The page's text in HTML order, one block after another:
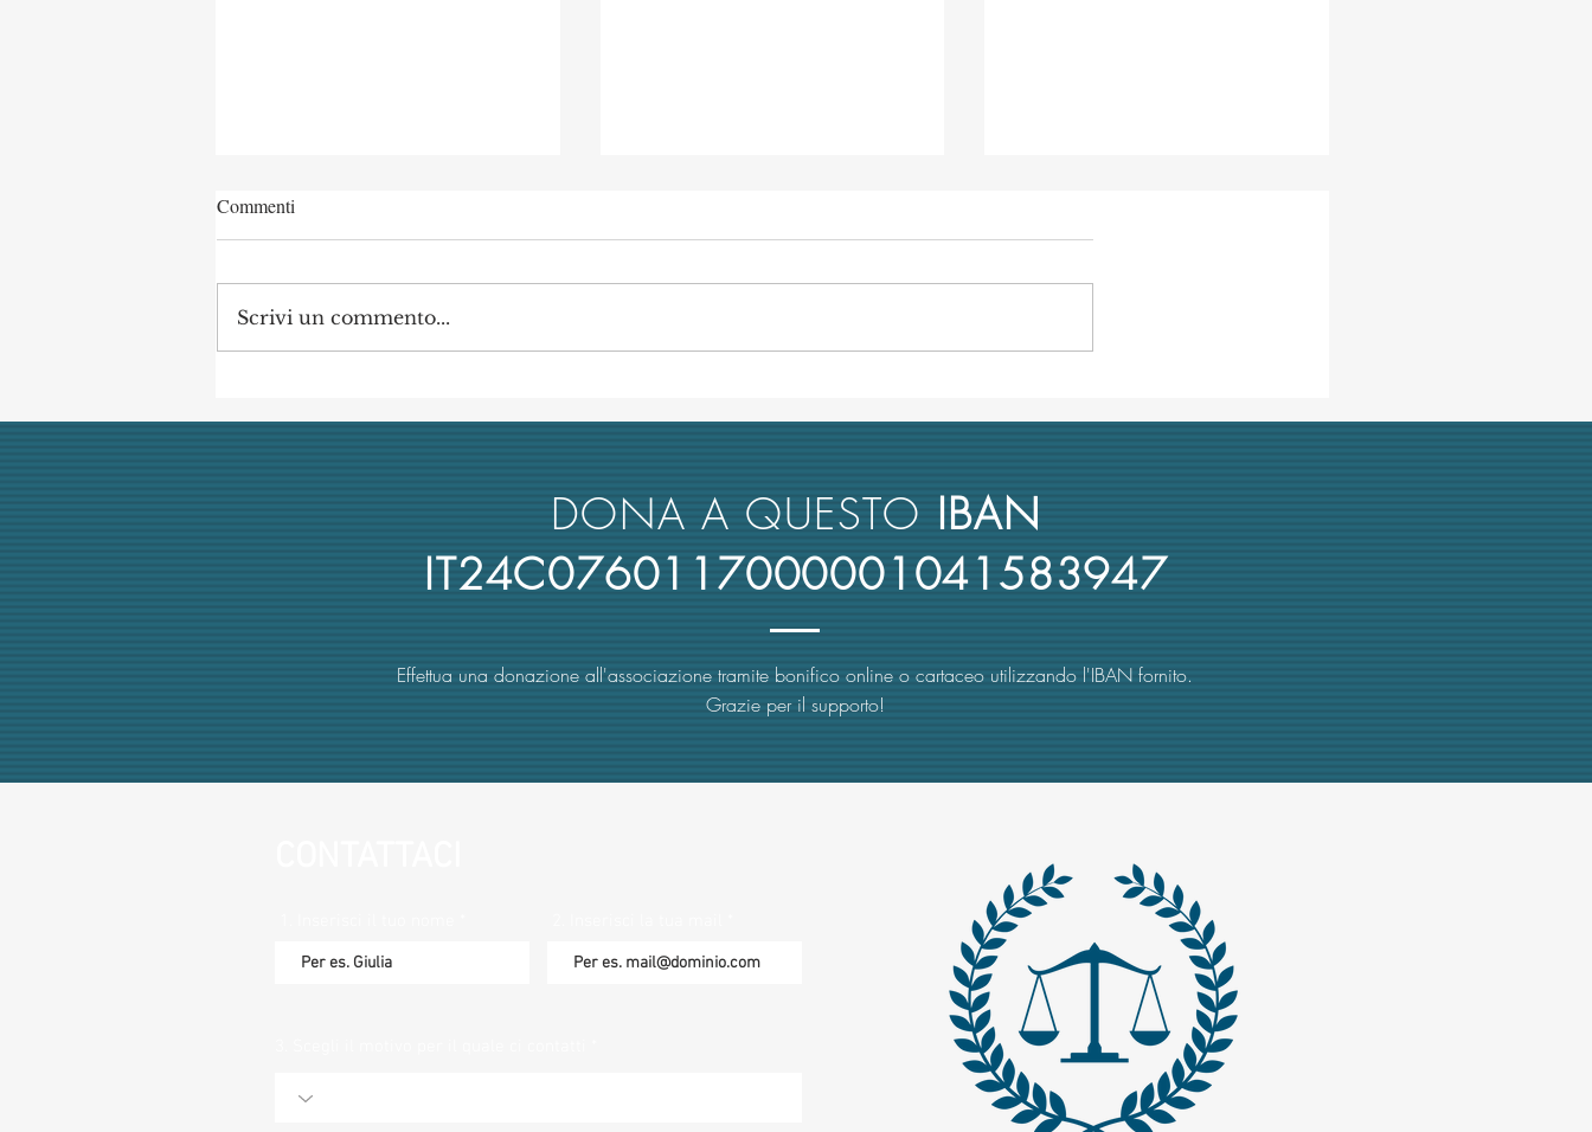
conto del merito scientifico nel
Rescigno per il concorso da
università italiane alla
Commenti
Scrivi un commento...
DONA A QUESTO IBAN
IT24C0760117000001041583947
Effettua una donazione all'associazione tramite bonifico online o cartaceo utilizzando l'IBAN fornito.
Grazie per il supporto!